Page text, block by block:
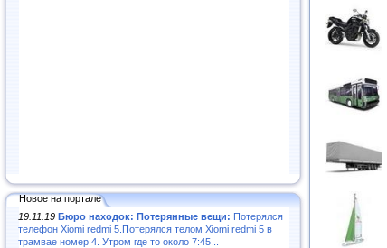
Новое на портале
19.11.19 Бюро находок: Потерянные вещи: Потерялся
телефон Xiomi redmi 5.Потерялся телом Xiomi redmi 5 в
трамвае номер 4. Утром где то около 7:45...